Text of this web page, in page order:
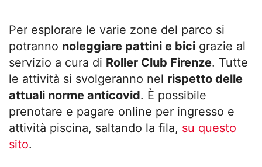
Per esplorare le varie zone del parco si
potranno noleggiare pattini e bici grazie al
servizio a cura di Roller Club Firenze. Tutte
le attività si svolgeranno nel rispetto delle
attuali norme anticovid. È possibile
prenotare e pagare online per ingresso e
attività piscina, saltando la fila, su questo
sito.